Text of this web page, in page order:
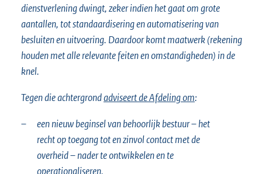
dienstverlening dwingt, zeker indien het gaat om grote
aantallen, tot standaardisering en automatisering van
besluiten en uitvoering. Daardoor komt maatwerk (rekening
houden met alle relevante feiten en omstandigheden) in de
knel.
Tegen die achtergrondadviseert de Afdeling om:
–
een nieuw beginsel van behoorlijk bestuur – het
recht op toegang tot en zinvol contact met de
overheid – nader te ontwikkelen en te
operationaliseren.